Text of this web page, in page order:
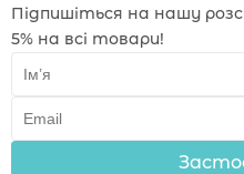
Підпишіться на нашу
5% на всі товари!